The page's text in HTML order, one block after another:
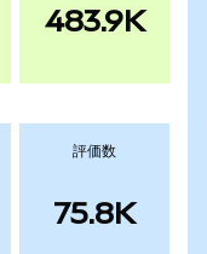
483.9K
評価数
75.8K